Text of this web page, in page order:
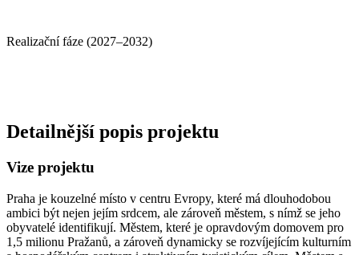
Realizační fáze (2027–2032)
Detailnější popis projektu
Vize projektu
Praha je kouzelné místo v centru Evropy, které má dlouhodobou
ambici být nejen jejím srdcem, ale zároveň městem, s nímž se jeho
obyvatelé identifikují. Městem, které je opravdovým domovem pro
1,5 milionu Pražanů, a zároveň dynamicky se rozvíjejícím kulturním